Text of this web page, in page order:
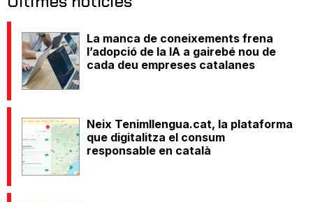
La manca de coneixements frena
l’adopció de la IA a gairebé nou de
cada deu empreses catalanes
Neix Tenimllengua.cat, la plataforma
que digitalitza el consum
responsable en català